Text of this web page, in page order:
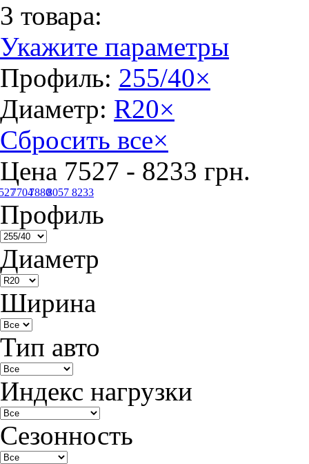
3 товара:
Укажите параметры
Профиль: 255/40×
Диаметр: R20×
Сбросить все×
Цена 7527 - 8233 грн.
770478808057 8233
Профиль
Диаметр
Ширина
Тип авто
Индекс нагрузки
Сезонность